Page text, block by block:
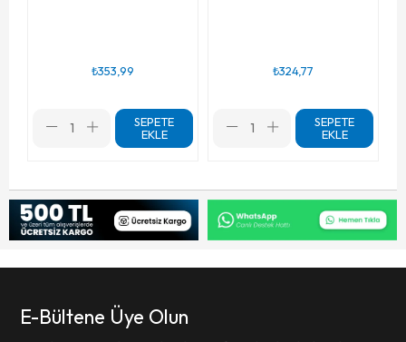
₺353,99
SEPETE
EKLE
₺324,77
SEPETE
EKLE
E-Bültene Üye Olun